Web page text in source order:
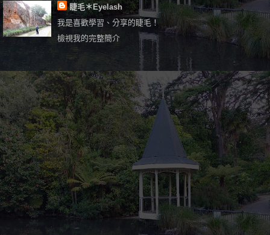
睫毛＊Eyelash
我是喜歡學習、分享的睫毛！
檢視我的完整簡介